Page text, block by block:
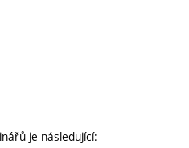
je následující: